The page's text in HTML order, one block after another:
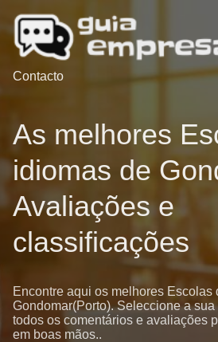
Contacto
As melhores
idiomas de
Avaliações e
classificações
Encontre aqui os melhores Escolas
Gondomar(Porto). Seleccione a
todos os comentários e avaliações
em boas mãos..